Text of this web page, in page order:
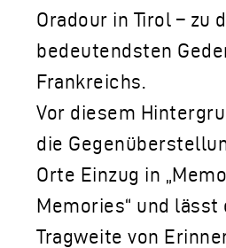
Oradour in Tirol – zu
bedeutendsten
Frankreichs.
Vor diesem
die
Orte Einzug in
Memories“ und lässt
Tragweite von